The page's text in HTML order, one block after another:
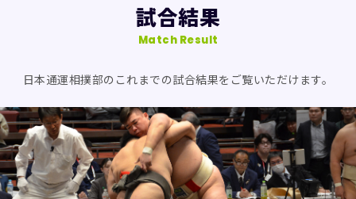
試合結果
Match Result
日本通運相撲部のこれまでの試合結果をご覧いただけます。